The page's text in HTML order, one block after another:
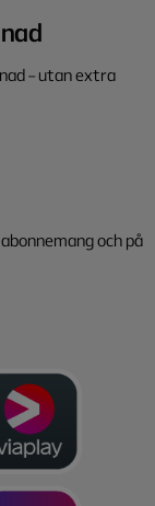
– utan extra
och på